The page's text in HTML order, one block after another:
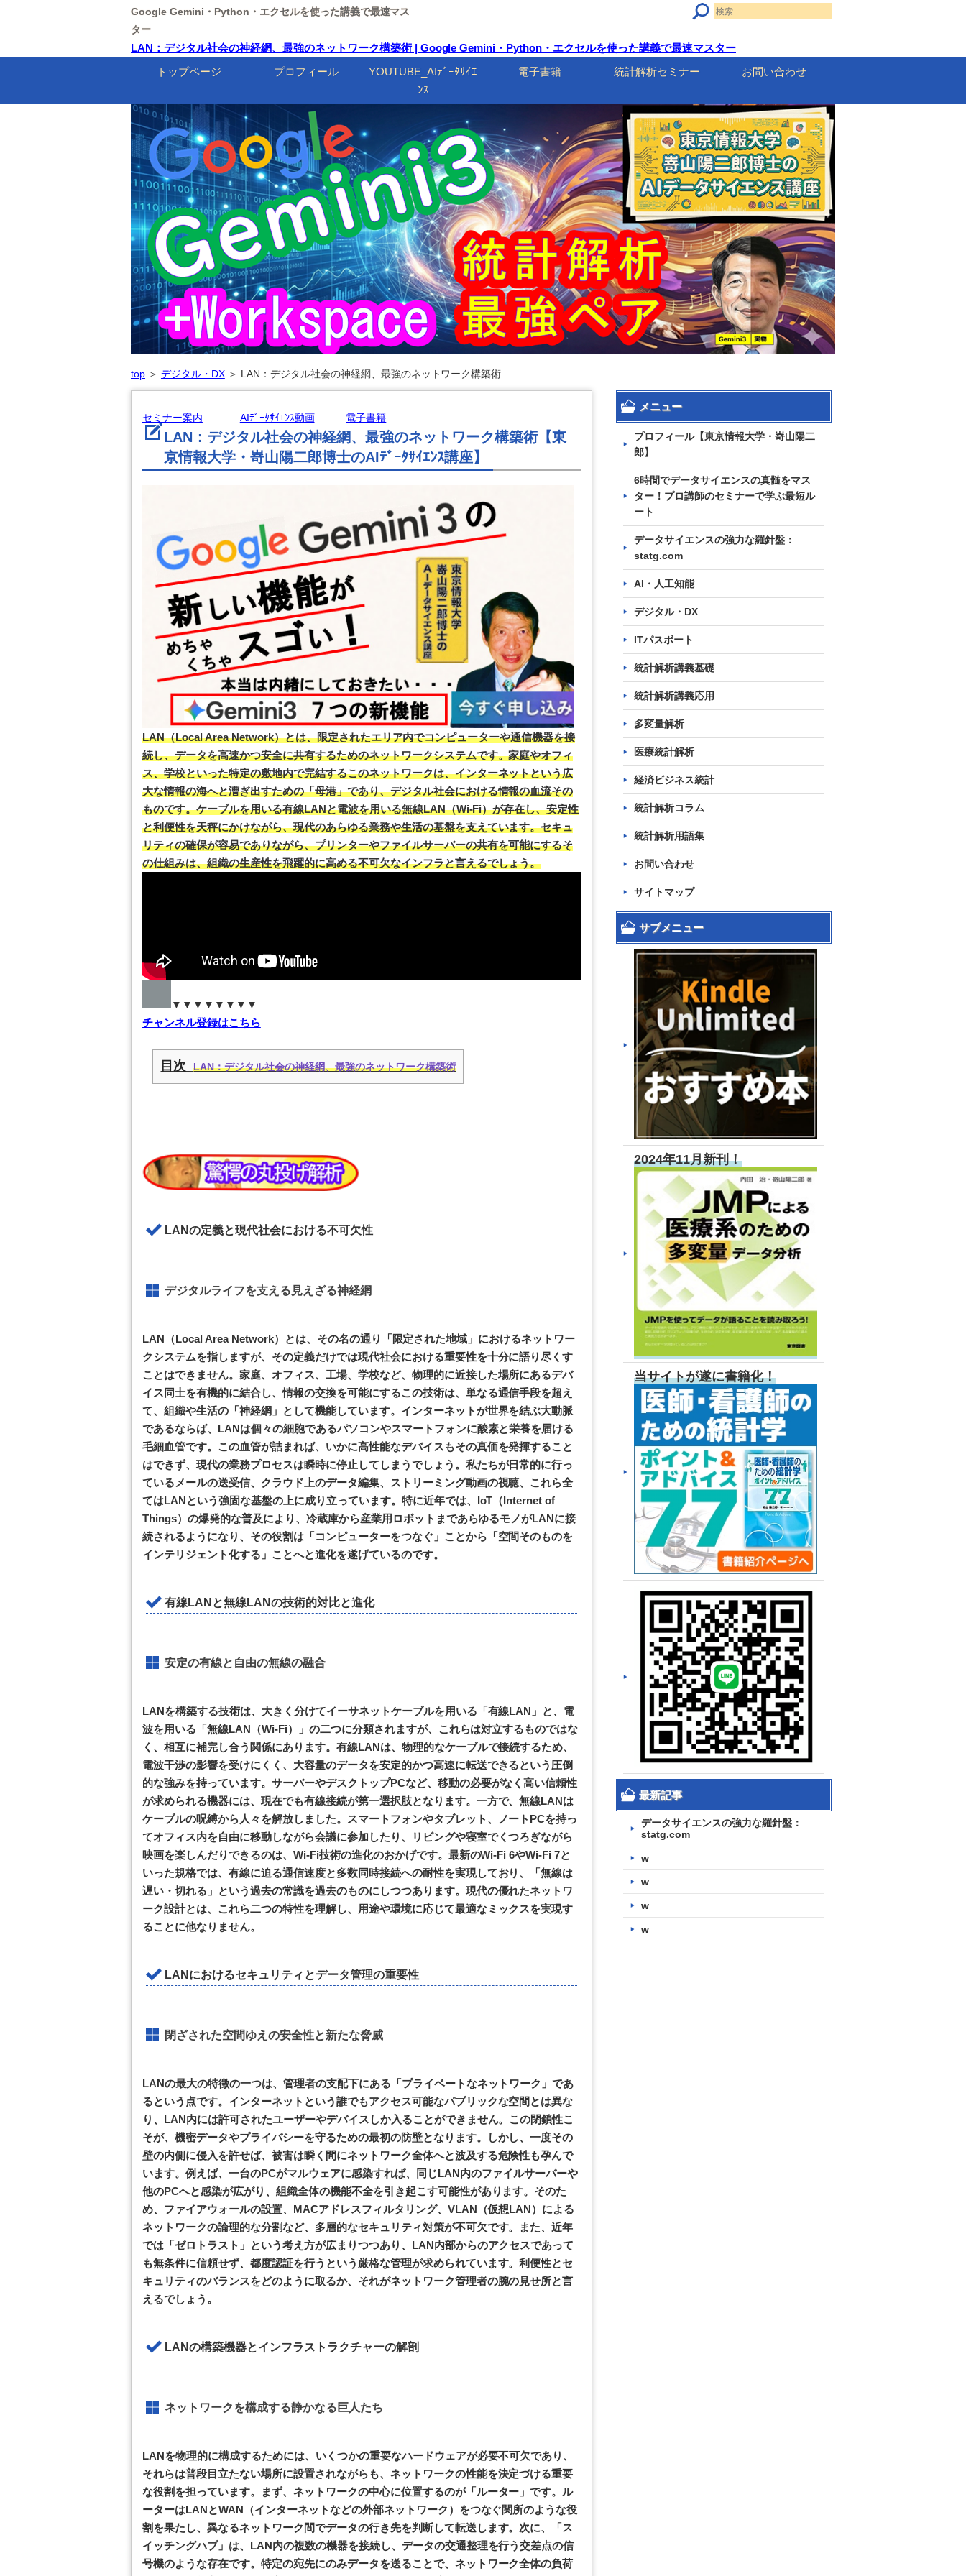
Google Gemini・Python・エクセルを使った講義で最速マス
ター
LAN：デジタル社会の神経網、最強のネットワーク構築術 | Google Gemini・Python・エクセルを使った講義で最速マスター
トップページ
プロフィール
YOUTUBE_AIﾃﾞｰﾀｻｲｴ
ﾝｽ
電子書籍 統計解析セミナー お問い合わせ
top＞ デジタル・DX＞ LAN：デジタル社会の神経網、最強のネットワーク構築術
セミナー案内 AIﾃﾞｰﾀｻｲｴﾝｽ動画 電子書籍
LAN：デジタル社会の神経網、最強のネットワーク構築術【東
京情報大学・嵜山陽二郎博士のAIﾃﾞｰﾀｻｲｴﾝｽ講座】
LAN（Local Area Network）とは、限定されたエリア内でコンピューターや通信機器を接
続し、データを高速かつ安全に共有するためのネットワークシステムです。家庭やオフィ
ス、学校といった特定の敷地内で完結するこのネットワークは、インターネットという広
大な情報の海へと漕ぎ出すための「母港」であり、デジタル社会における情報の血流その
ものです。ケーブルを用いる有線LANと電波を用いる無線LAN（Wi-Fi）が存在し、安定性
と利便性を天秤にかけながら、現代のあらゆる業務や生活の基盤を支えています。セキュ
リティの確保が容易でありながら、プリンターやファイルサーバーの共有を可能にするそ
の仕組みは、組織の生産性を飛躍的に高める不可欠なインフラと言えるでしょう。
▼▼▼▼▼▼▼▼
チャンネル登録はこちら
目次LAN：デジタル社会の神経網、最強のネットワーク構築術
LANの定義と現代社会における不可欠性
デジタルライフを支える見えざる神経網
LAN（Local Area Network）とは、その名の通り「限定された地域」におけるネットワー
クシステムを指しますが、その定義だけでは現代社会における重要性を十分に語り尽くす
ことはできません。家庭、オフィス、工場、学校など、物理的に近接した場所にあるデバ
イス同士を有機的に結合し、情報の交換を可能にするこの技術は、単なる通信手段を超え
て、組織や生活の「神経網」として機能しています。インターネットが世界を結ぶ大動脈
であるならば、LANは個々の細胞であるパソコンやスマートフォンに酸素と栄養を届ける
毛細血管です。この血管が詰まれば、いかに高性能なデバイスもその真価を発揮すること
はできず、現代の業務プロセスは瞬時に停止してしまうでしょう。私たちが日常的に行っ
ているメールの送受信、クラウド上のデータ編集、ストリーミング動画の視聴、これら全
てはLANという強固な基盤の上に成り立っています。特に近年では、IoT（Internet of
Things）の爆発的な普及により、冷蔵庫から産業用ロボットまであらゆるモノがLANに接
続されるようになり、その役割は「コンピューターをつなぐ」ことから「空間そのものを
インテリジェント化する」ことへと進化を遂げているのです。
有線LANと無線LANの技術的対比と進化
安定の有線と自由の無線の融合
LANを構築する技術は、大きく分けてイーサネットケーブルを用いる「有線LAN」と、電
波を用いる「無線LAN（Wi-Fi）」の二つに分類されますが、これらは対立するものではな
く、相互に補完し合う関係にあります。有線LANは、物理的なケーブルで接続するため、
電波干渉の影響を受けにくく、大容量のデータを安定的かつ高速に転送できるという圧倒
的な強みを持っています。サーバーやデスクトップPCなど、移動の必要がなく高い信頼性
が求められる機器には、現在でも有線接続が第一選択肢となります。一方で、無線LANは
ケーブルの呪縛から人々を解放しました。スマートフォンやタブレット、ノートPCを持っ
てオフィス内を自由に移動しながら会議に参加したり、リビングや寝室でくつろぎながら
映画を楽しんだりできるのは、Wi-Fi技術の進化のおかげです。最新のWi-Fi 6やWi-Fi 7と
いった規格では、有線に迫る通信速度と多数同時接続への耐性を実現しており、「無線は
遅い・切れる」という過去の常識を過去のものにしつつあります。現代の優れたネットワ
ーク設計とは、これら二つの特性を理解し、用途や環境に応じて最適なミックスを実現す
ることに他なりません。
LANにおけるセキュリティとデータ管理の重要性
閉ざされた空間ゆえの安全性と新たな脅威
LANの最大の特徴の一つは、管理者の支配下にある「プライベートなネットワーク」であ
るという点です。インターネットという誰でもアクセス可能なパブリックな空間とは異な
り、LAN内には許可されたユーザーやデバイスしか入ることができません。この閉鎖性こ
そが、機密データやプライバシーを守るための最初の防壁となります。しかし、一度その
壁の内側に侵入を許せば、被害は瞬く間にネットワーク全体へと波及する危険性も孕んで
います。例えば、一台のPCがマルウェアに感染すれば、同じLAN内のファイルサーバーや
他のPCへと感染が広がり、組織全体の機能不全を引き起こす可能性があります。そのた
め、ファイアウォールの設置、MACアドレスフィルタリング、VLAN（仮想LAN）による
ネットワークの論理的な分割など、多層的なセキュリティ対策が不可欠です。また、近年
では「ゼロトラスト」という考え方が広まりつつあり、LAN内部からのアクセスであって
も無条件に信頼せず、都度認証を行うという厳格な管理が求められています。利便性とセ
キュリティのバランスをどのように取るか、それがネットワーク管理者の腕の見せ所と言
えるでしょう。
LANの構築機器とインフラストラクチャーの解剖
ネットワークを構成する静かなる巨人たち
LANを物理的に構成するためには、いくつかの重要なハードウェアが必要不可欠であり、
それらは普段目立たない場所に設置されながらも、ネットワークの性能を決定づける重要
な役割を担っています。まず、ネットワークの中心に位置するのが「ルーター」です。ル
ーターはLANとWAN（インターネットなどの外部ネットワーク）をつなぐ関所のような役
割を果たし、異なるネットワーク間でデータの行き先を判断して転送します。次に、「ス
イッチングハブ」は、LAN内の複数の機器を接続し、データの交通整理を行う交差点の信
号機のような存在です。特定の宛先にのみデータを送ることで、ネットワーク全体の負荷
メニュー
プロフィール【東京情報大学・嵜山陽二
郎】
6時間でデータサイエンスの真髄をマス
ター！プロ講師のセミナーで学ぶ最短ル
ート
データサイエンスの強力な羅針盤：
statg.com
AI・人工知能
デジタル・DX
ITパスポート
統計解析講義基礎
統計解析講義応用
多変量解析
医療統計解析
経済ビジネス統計
統計解析コラム
統計解析用語集
お問い合わせ
サイトマップ
サブメニュー
2024年11月新刊！
当サイトが遂に書籍化！
最新記事
データサイエンスの強力な羅針盤：
statg.com
w
w
w
w